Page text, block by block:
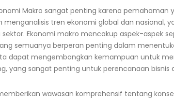
Makro sangat penting karena
tren ekonomi global dan nasional,
Ekonomi makro mencakup aspek-aspek
semuanya berperan penting dalam
dapat mengembangkan kemampuan untuk
yang sangat penting untuk perencanaan bisnis
wawasan komprehensif tentang